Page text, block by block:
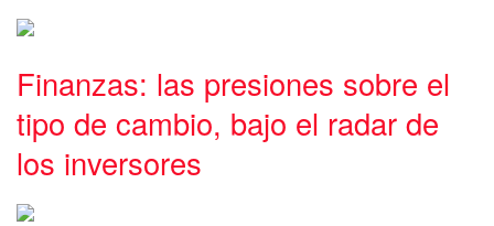
Finanzas: las presiones sobre el
tipo de cambio, bajo el radar de
los inversores